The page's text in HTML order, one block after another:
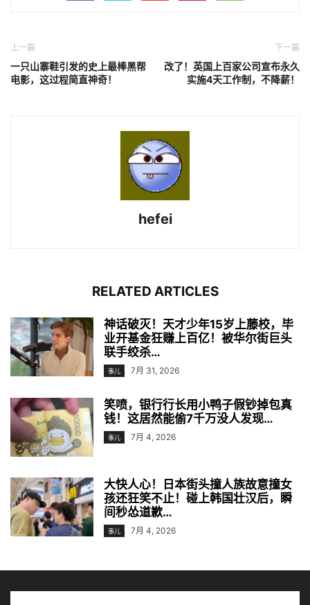
上一篇
一只山寨鞋引发的史上最棒黑帮
电影，这过程简直神奇！
下一篇
改了！英国上百家公司宣布永久
实施4天工作制，不降薪！
hefei
RELATED ARTICLES
神话破灭！天才少年15岁上藤校，毕
业开基金狂赚上百亿！被华尔街巨头
联手绞杀…
事儿 7月 31, 2026
笑喷，银行行长用小鸭子假钞掉包真
钱！这居然能偷7千万没人发现…
事儿 7月 4, 2026
大快人心！日本街头撞人族故意撞女
孩还狂笑不止！碰上韩国壮汉后，瞬
间秒怂道歉…
事儿 7月 4, 2026